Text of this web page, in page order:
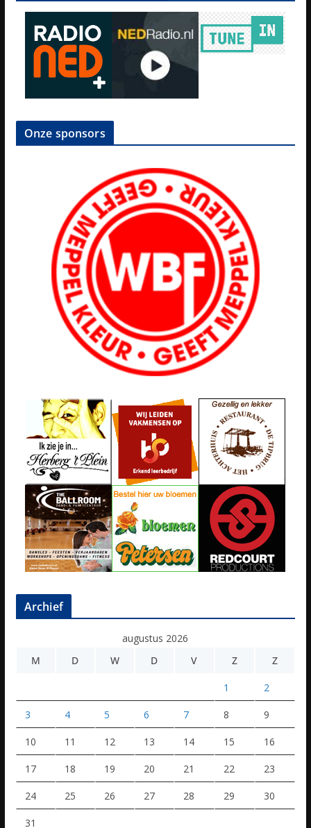
Onze sponsors
Archief
augustus 2026
M
D W D V Z Z
1 2
3 4 5 6 7 8 9
10 11 12 13 14 15 16
17 18 19 20 21 22 23
24 25 26 27 28 29 30
31